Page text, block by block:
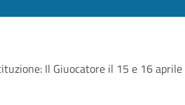
Il Giuocatore il 15 e 16 aprile